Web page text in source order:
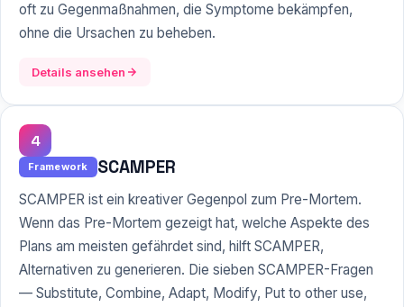
oft zu Gegenmaßnahmen, die Symptome bekämpfen,
ohne die Ursachen zu beheben.
Details ansehen
4
Framework SCAMPER
SCAMPER ist ein kreativer Gegenpol zum Pre-Mortem.
Wenn das Pre-Mortem gezeigt hat, welche Aspekte des
Plans am meisten gefährdet sind, hilft SCAMPER,
Alternativen zu generieren. Die sieben SCAMPER-Fragen
— Substitute, Combine, Adapt, Modify, Put to other use,